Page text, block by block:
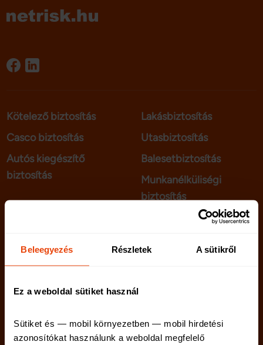
Beleegyezés Részletek A sütikről
Ez a weboldal sütiket használ
Sütiket és — mobil környezetben — mobil hirdetési
azonosítókat használunk a weboldal megfelelő
Kötelező biztosítás
Casco biztosítás
Autós kiegészítő
biztosítás
Lakásbiztosítás
Utasbiztosítás
Balesetbiztosítás
Munkanélküliségi
biztosítás
telenet.hu
netriskauto.hu
Kapcsolat